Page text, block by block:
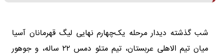
شب گذشته دیدار مرحله یک‌چهارم نهایی لیگ قهرمانان آسیا
میان تیم الاهلی عربستان، تیم متئو دمس ۲۲ ساله، و جوهور